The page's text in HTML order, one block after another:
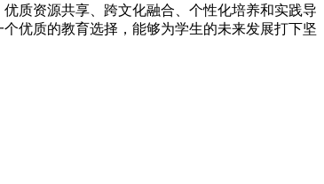
质资源共享、跨文化融合、个性化培养和实践导
优质的教育选择，能够为学生的未来发展打下坚